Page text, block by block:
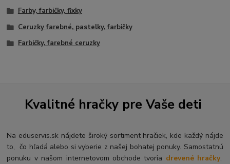
Farby, farbičky, fixky
Ceruzky farebné, pastelky, farbičky
Farbičky, farebné ceruzky
Kvalitné hračky pre Vaše deti
Na eduservis.sk nájdete široký sortiment hračiek, kde každý nájde
to, čo hľadá alebo si vyberie z našej bohatej ponuky. Samostatnú
ponuku v našom internetovom obchode tvoria drevené hračky,